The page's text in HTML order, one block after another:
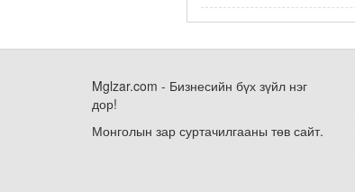
Mglzar.com - Бизнесийн бүх зүйл нэг
дор!
Монголын зар суртачилгааны төв сайт.